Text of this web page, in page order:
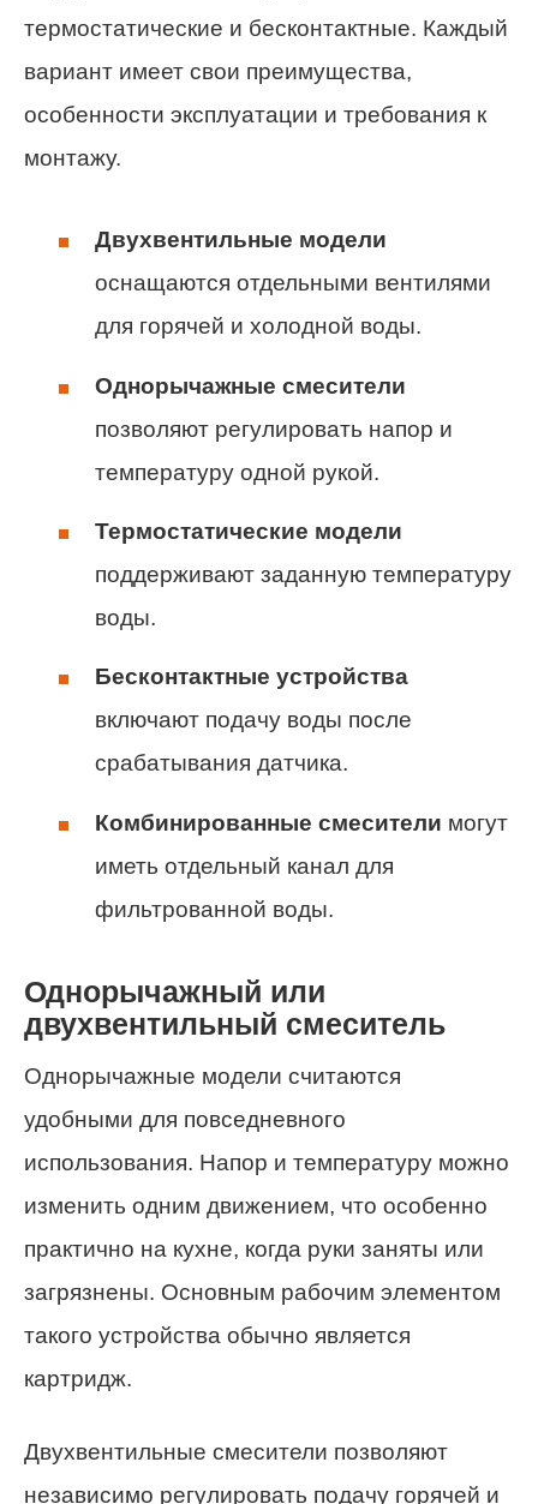
термостатические и бесконтактные. Каждый
вариант имеет свои преимущества,
особенности эксплуатации и требования к
монтажу.
Двухвентильные модели
оснащаются отдельными вентилями
для горячей и холодной воды.
Однорычажные смесители
позволяют регулировать напор и
температуру одной рукой.
Термостатические модели
поддерживают заданную температуру
воды.
Бесконтактные устройства
включают подачу воды после
срабатывания датчика.
Комбинированные смесители могут
иметь отдельный канал для
фильтрованной воды.
Однорычажный или
двухвентильный смеситель
Однорычажные модели считаются
удобными для повседневного
использования. Напор и температуру можно
изменить одним движением, что особенно
практично на кухне, когда руки заняты или
загрязнены. Основным рабочим элементом
такого устройства обычно является
картридж.
Двухвентильные смесители позволяют
независимо регулировать подачу горячей и